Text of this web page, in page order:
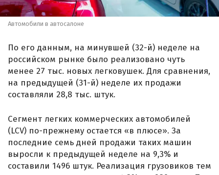
Автомобили в автосалоне
По его данным, на минувшей (32-й) неделе на
российском рынке было реализовано чуть
менее 27 тыс. новых легковушек. Для сравнения,
на предыдущей (31-й) неделе их продажи
составляли 28,8 тыс. штук.
Сегмент легких коммерческих автомобилей
(LCV) по-прежнему остается «в плюсе». За
последние семь дней продажи таких машин
выросли к предыдущей неделе на 9,3% и
составили 1496 штук. Реализация грузовиков тем